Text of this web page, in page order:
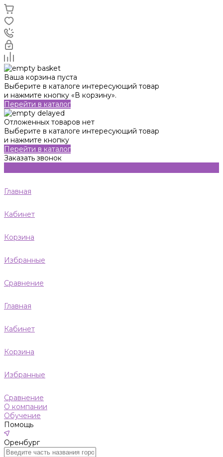
Ваша корзина пуста
Выберите в каталоге интересующий товар
и нажмите кнопку «В корзину».
Перейти в каталог
Отложенных товаров нет
Выберите в каталоге интересующий товар
и нажмите кнопку
Перейти в каталог
Заказать звонок
Главная
Кабинет
Корзина
Избранные
Сравнение
Главная
Кабинет
Корзина
Избранные
Сравнение
О компании
Обучение
Помощь
Оренбург